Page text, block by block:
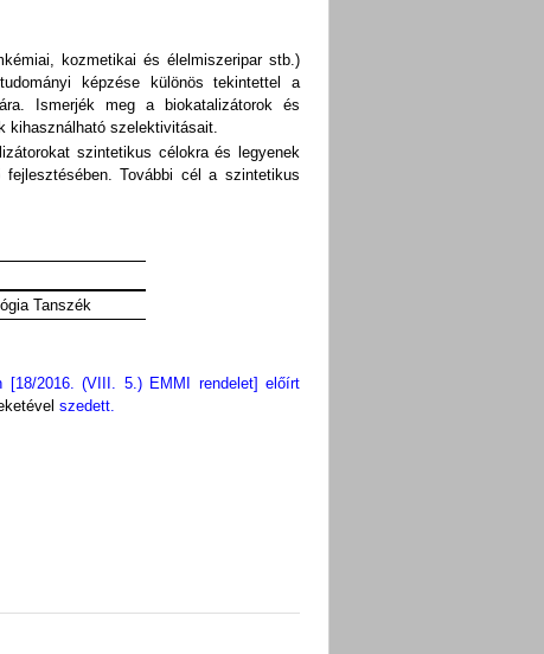
kozmetikai és élelmiszeripar stb.)
képzése különös tekintettel a
Ismerjék meg a biokatalizátorok és
kihasználható szelektivitásait.
szintetikus célokra és legyenek
További cél a szintetikus
Tanszék
[18/2016. (VIII. 5.) EMMI rendelet] előírt
szedett.